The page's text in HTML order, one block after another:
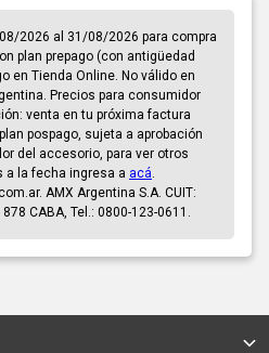
2026 al 31/08/2026 para compra
plan prepago (con antigüedad
en Tienda Online. No válido en
Precios para consumidor
venta en tu próxima factura
pospago, sujeta a aprobación
del accesorio, para ver otros
a la fecha ingresa a acá.
AMX Argentina S.A. CUIT:
CABA, Tel.: 0800-123-0611.